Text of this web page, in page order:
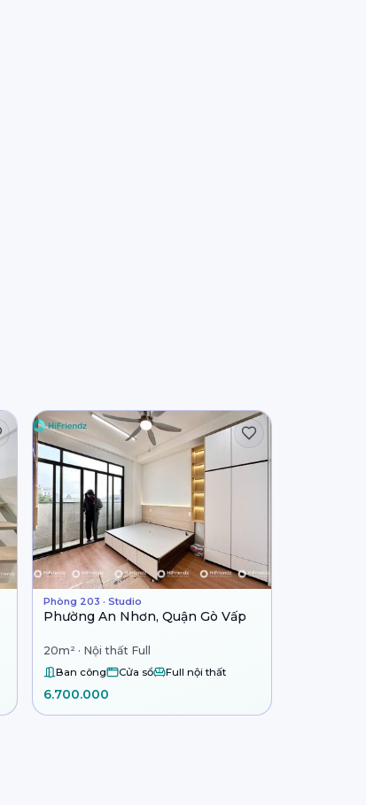
Phòng 203 · Studio
Phường An Nhơn, Quận Gò Vấp
20m² · Nội thất Full
Ban công Cửa sổ Full nội thất
6.700.000